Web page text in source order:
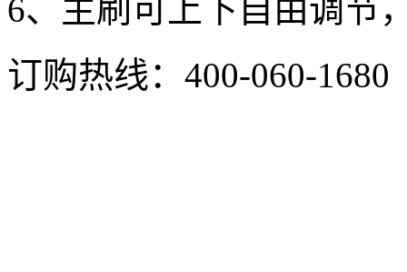
6、主刷可上下自由调节
订购热线： 400-060-1680